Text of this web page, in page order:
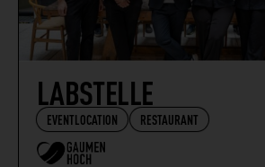
LABSTELLE
EVENTLOCATION RESTAURANT